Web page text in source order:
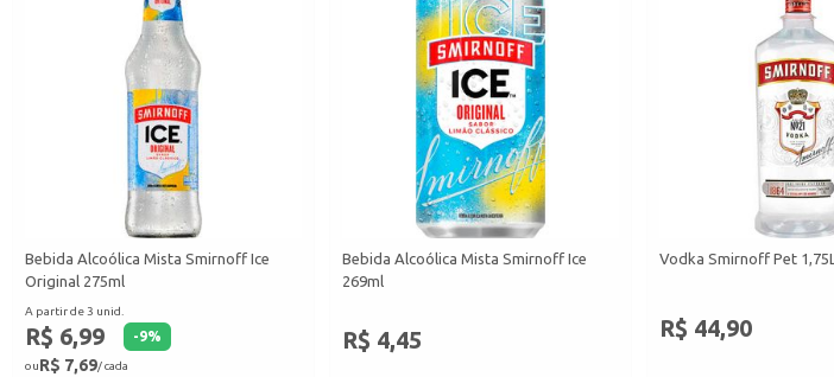
Bebida Alcoólica Mista Smirnoff Ice
Original 275ml
A partir de 3 unid.
R$ 6,99 -9%
ouR$ 7,69/ cada
Bebida Alcoólica Mista Smirnoff Ice
269ml
R$ 4,45
Vodka Smirnoff Pet 1,75L
R$ 44,90